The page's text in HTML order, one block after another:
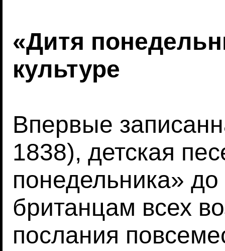
«Дитя
культуре
Впервые
1838), детская
понедельника»
британцам всех
послания